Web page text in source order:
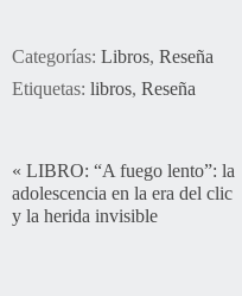
Categorías: Libros, Reseña
Etiquetas: libros, Reseña
« LIBRO: “A fuego lento”: la
adolescencia en la era del clic
y la herida invisible